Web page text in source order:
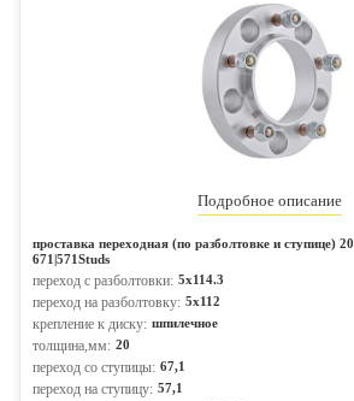
Подробное описание
проставка переходная (по разболтовке и ступице)
671|571Studs
переход с разболтовки: 5x114.3
переход на разболтовку: 5x112
крепление к диску: шпилечное
толщина,мм: 20
переход со ступицы: 67,1
переход на ступицу: 57,1